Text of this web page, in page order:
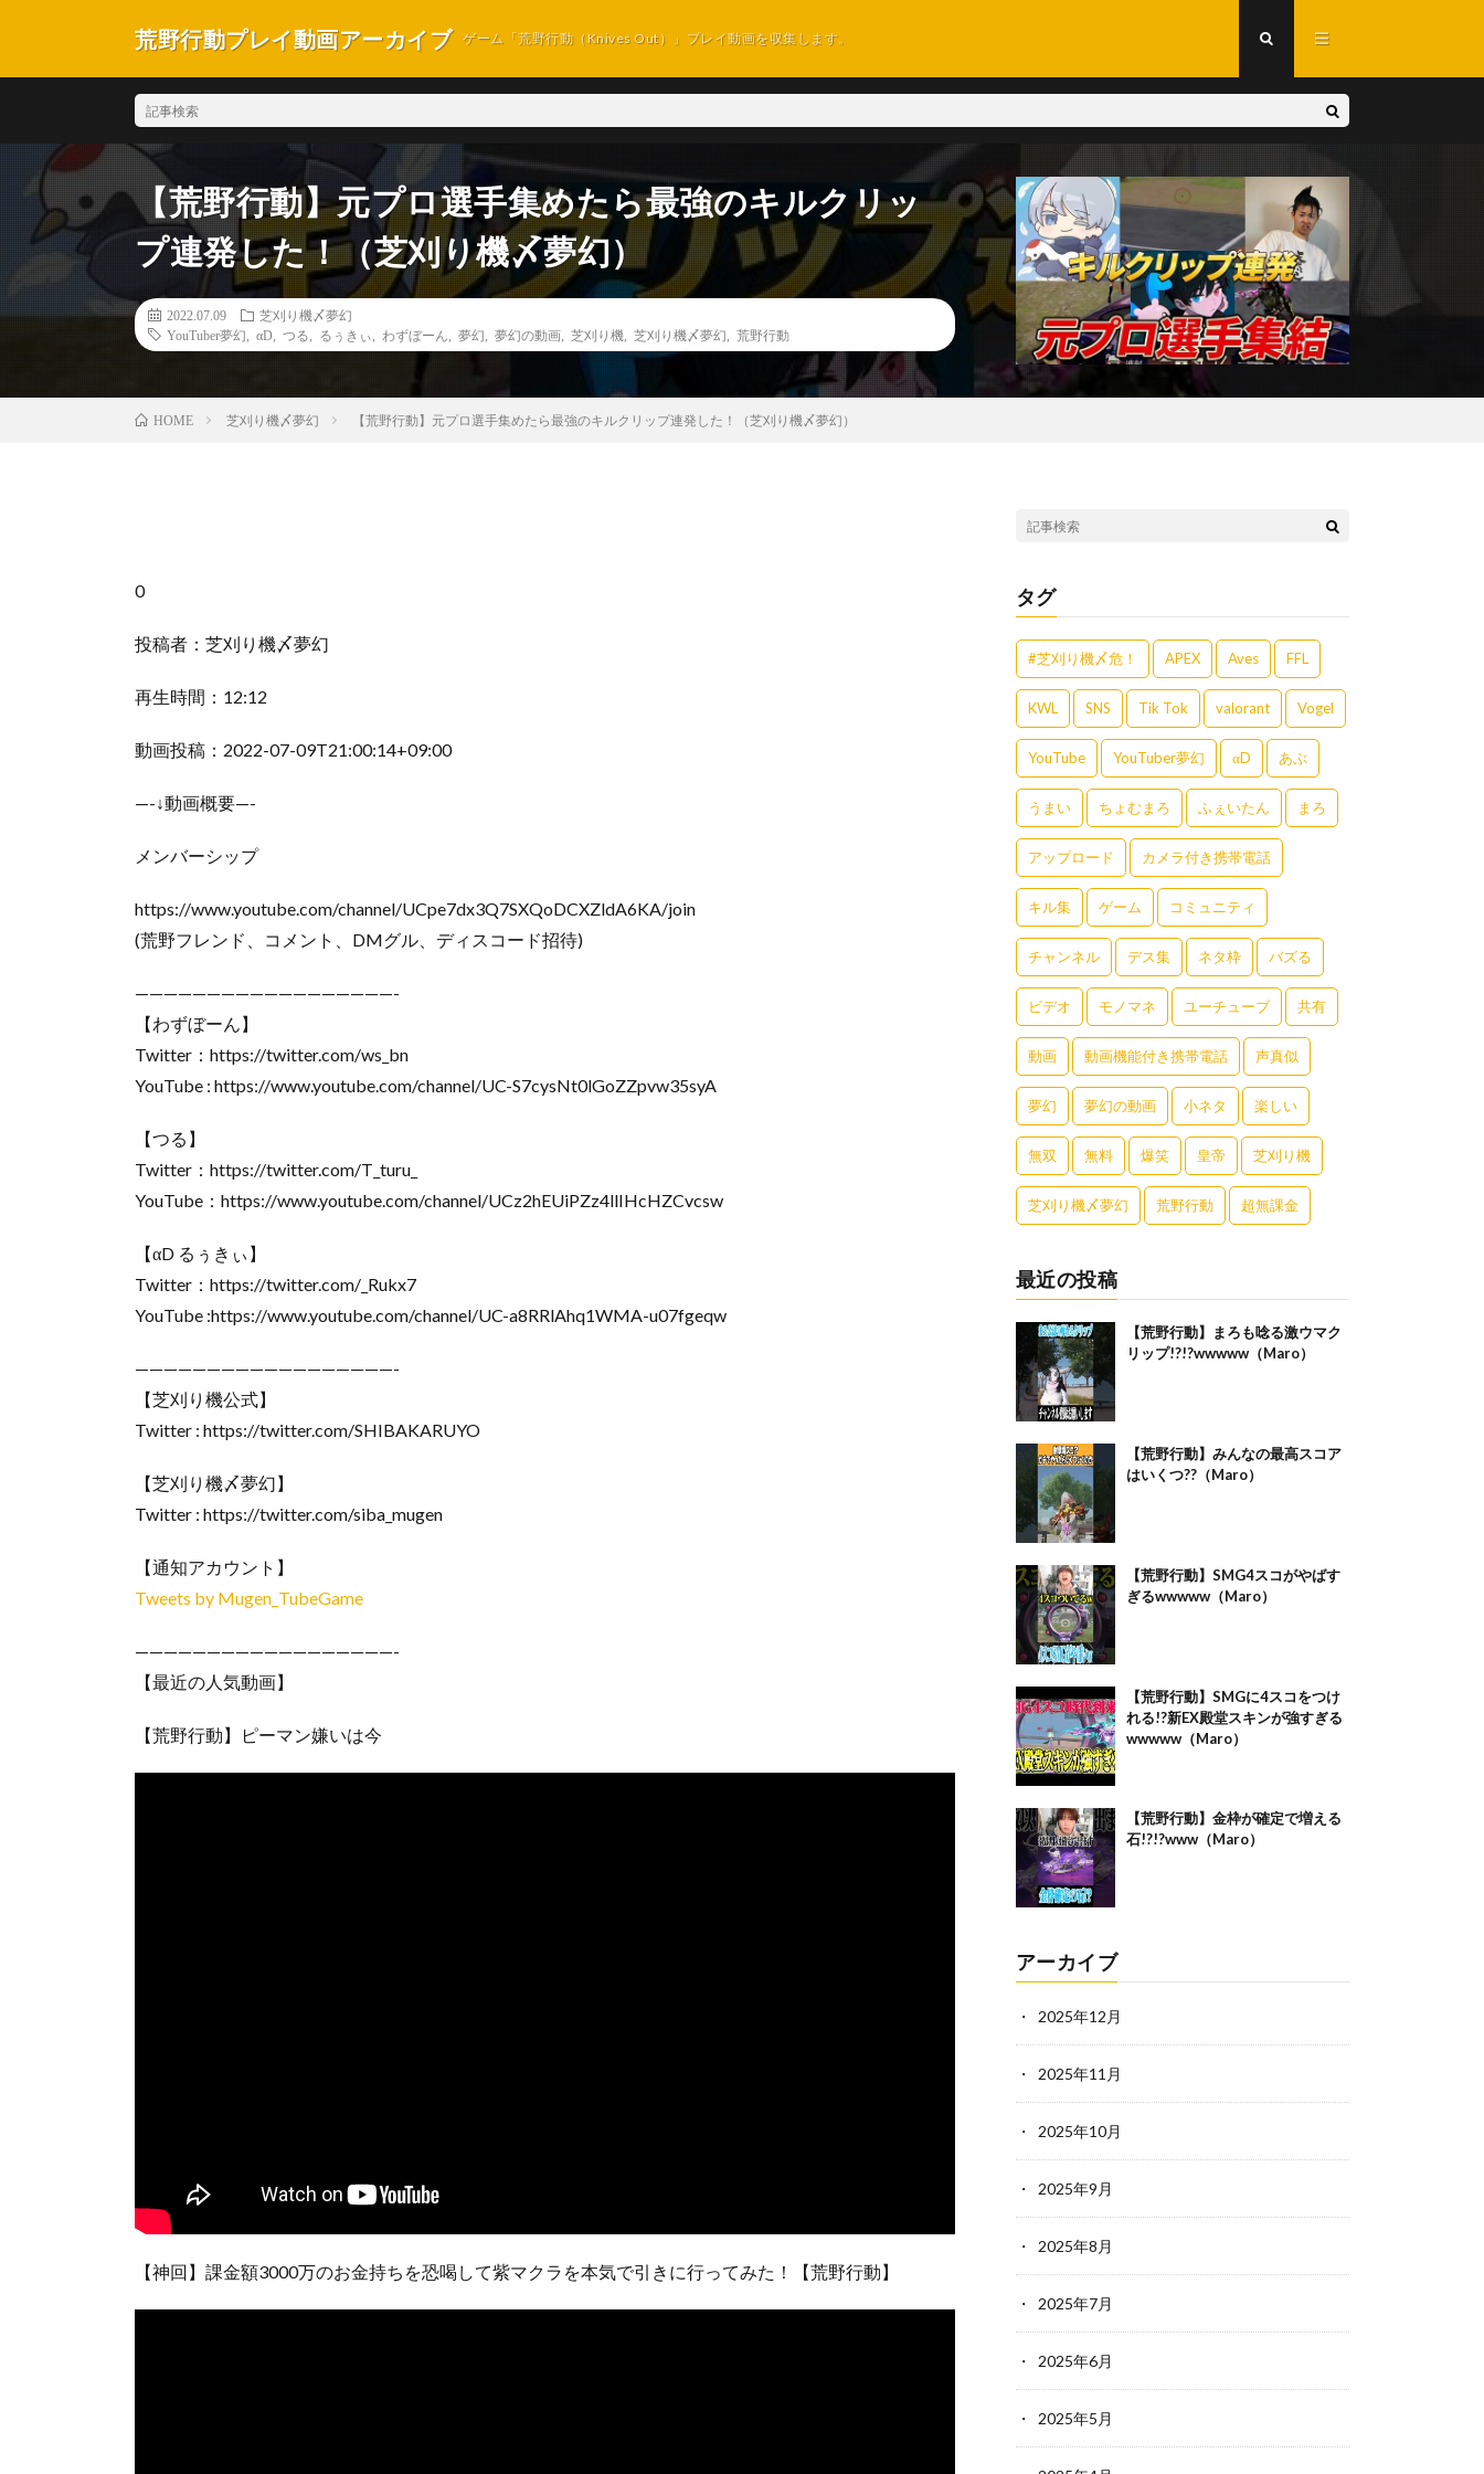
荒野行動プレイ動画アーカイブ ゲーム「荒野行動（Knives Out）」プレイ動画を収集します。
【荒野行動】元プロ選手集めたら最強のキルクリッ
プ連発した！（芝刈り機〆夢幻）
2022.07.09
芝刈り機〆夢幻
YouTuber夢幻
αD つる るぅきぃ わずぼーん 夢幻 夢幻の動画 芝刈り機 芝刈り機〆夢幻 荒野行動
HOME 芝刈り機〆夢幻 【荒野行動】元プロ選手集めたら最強のキルクリップ連発した！（芝刈り機〆夢幻）
0
投稿者：芝刈り機〆夢幻
再生時間：12:12
動画投稿：2022-07-09T21:00:14+09:00
—-↓動画概要—-
メンバーシップ
https://www.youtube.com/channel/UCpe7dx3Q7SXQoDCXZldA6KA/join
(荒野フレンド、コメント、DMグル、ディスコード招待)
——————————————————-
【わずぼーん】
Twitter：https://twitter.com/ws_bn
YouTube : https://www.youtube.com/channel/UC-S7cysNt0lGoZZpvw35syA
【つる】
Twitter：https://twitter.com/T_turu_
YouTube：https://www.youtube.com/channel/UCz2hEUiPZz4llIHcHZCvcsw
【αD るぅきぃ】
Twitter：https://twitter.com/_Rukx7
YouTube :https://www.youtube.com/channel/UC-a8RRlAhq1WMA-u07fgeqw
——————————————————-
【芝刈り機公式】
Twitter : https://twitter.com/SHIBAKARUYO
【芝刈り機〆夢幻】
Twitter : https://twitter.com/siba_mugen
【通知アカウント】
Tweets by Mugen_TubeGame
——————————————————-
【最近の人気動画】
【荒野行動】ピーマン嫌いは今
【神回】課金額3000万のお金持ちを恐喝して紫マクラを本気で引きに行ってみた！【荒野行動】
タグ
#芝刈り機〆危！ APEX Aves FFL
KWL SNS Tik Tok valorant Vogel
YouTube YouTuber夢幻 αD あぶ
うまい ちょむまろ ふぇいたん まろ
アップロード カメラ付き携帯電話
キル集 ゲーム コミュニティ
チャンネル デス集 ネタ枠 バズる
ビデオ モノマネ ユーチューブ 共有
動画 動画機能付き携帯電話 声真似
夢幻 夢幻の動画 小ネタ 楽しい
無双 無料 爆笑 皇帝 芝刈り機
芝刈り機〆夢幻 荒野行動 超無課金
最近の投稿
【荒野行動】まろも唸る激ウマク
リップ!?!?wwwww（Maro）
【荒野行動】みんなの最高スコア
はいくつ??（Maro）
【荒野行動】SMG4スコがやばす
ぎるwwwww（Maro）
【荒野行動】SMGに4スコをつけ
れる!?新EX殿堂スキンが強すぎる
wwwww（Maro）
【荒野行動】金枠が確定で増える
石!?!?www（Maro）
アーカイブ
2025年12月
2025年11月
2025年10月
2025年9月
2025年8月
2025年7月
2025年6月
2025年5月